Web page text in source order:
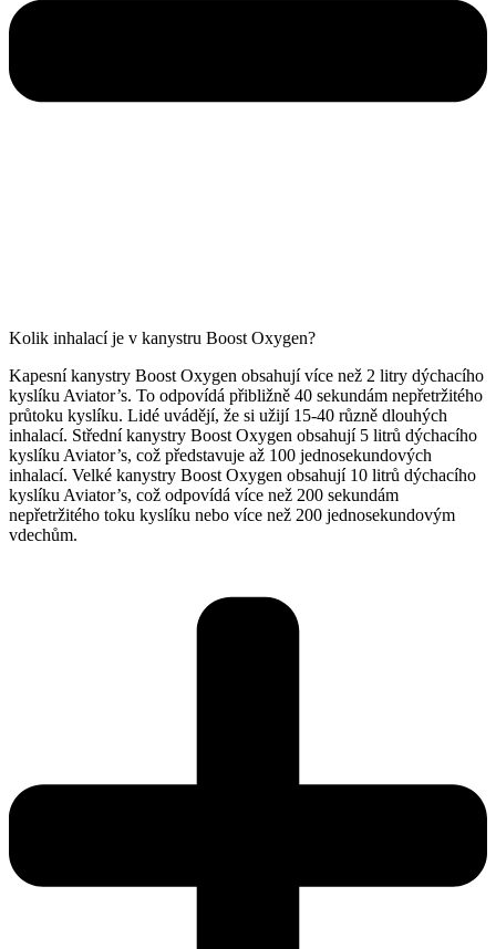
Kolik inhalací je v kanystru Boost Oxygen?
Kapesní kanystry Boost Oxygen obsahují více než 2 litry dýchacího
kyslíku Aviator’s. To odpovídá přibližně 40 sekundám nepřetržitého
průtoku kyslíku. Lidé uvádějí, že si užijí 15-40 různě dlouhých
inhalací. Střední kanystry Boost Oxygen obsahují 5 litrů dýchacího
kyslíku Aviator’s, což představuje až 100 jednosekundových
inhalací. Velké kanystry Boost Oxygen obsahují 10 litrů dýchacího
kyslíku Aviator’s, což odpovídá více než 200 sekundám
nepřetržitého toku kyslíku nebo více než 200 jednosekundovým
vdechům.